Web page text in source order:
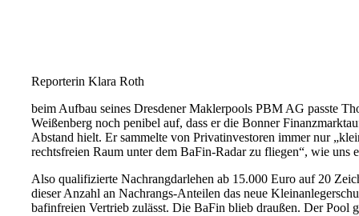
Reporterin Klara Roth
beim Aufbau seines Dresdener Maklerpools PBM AG passte
Weißenberg noch penibel auf, dass er die Bonner
Abstand hielt. Er sammelte von Privatinvestoren immer nur
rechtsfreien Raum unter dem BaFin-Radar zu fliegen“, wie uns
Also qualifizierte Nachrangdarlehen ab 15.000 Euro auf 20
dieser Anzahl an Nachrangs-Anteilen das neue
bafinfreien Vertrieb zulässt. Die BaFin blieb draußen. Der Pool